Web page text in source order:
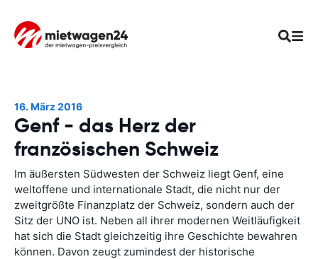
16. März 2016
Genf - das Herz der
französischen Schweiz
Im äußersten Südwesten der Schweiz liegt Genf, eine
weltoffene und internationale Stadt, die nicht nur der
zweitgrößte Finanzplatz der Schweiz, sondern auch der
Sitz der UNO ist. Neben all ihrer modernen Weitläufigkeit
hat sich die Stadt gleichzeitig ihre Geschichte bewahren
können. Davon zeugt zumindest der historische